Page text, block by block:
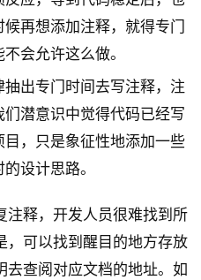
再想添加注释，就得专门
会允许这么做。
出专门时间去写注释，注
潜意识中觉得代码已经写
，只是象征性地添加一些
设计思路。
注释，开发人员很难找到所
，可以找到醒目的地方存放
去查阅对应文档的地址。如